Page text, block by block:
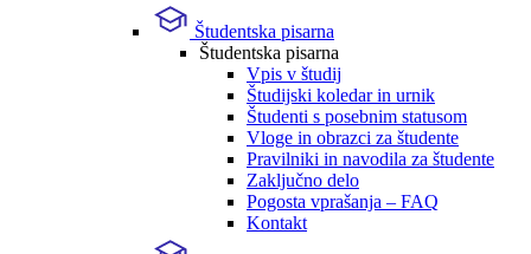
Študentska pisarna
Študentska pisarna
Vpis v študij
Študijski koledar in urnik
Študenti s posebnim statusom
Vloge in obrazci za študente
Pravilniki in navodila za študente
Zaključno delo
Pogosta vprašanja – FAQ
Kontakt